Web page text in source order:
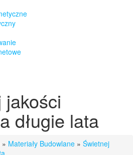
długie lata
» Materiały Budowlane » Świetnej